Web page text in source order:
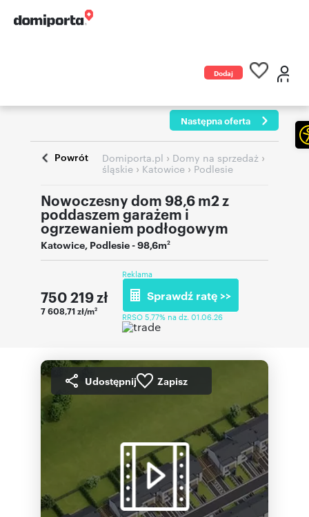
Dodaj
Następna oferta
Powrót Domiporta.pl › Domy na sprzedaż ›
śląskie › Katowice › Podlesie
Nowoczesny dom 98,6 m2 z
poddaszem garażem i
ogrzewaniem podłogowym
Katowice, Podlesie- 98,6m2
750 219zł
7 608,71 zł/m2
Reklama
Sprawdź ratę >>
RRSO 5,77% na dz. 01.06.26
Udostępnij Zapisz